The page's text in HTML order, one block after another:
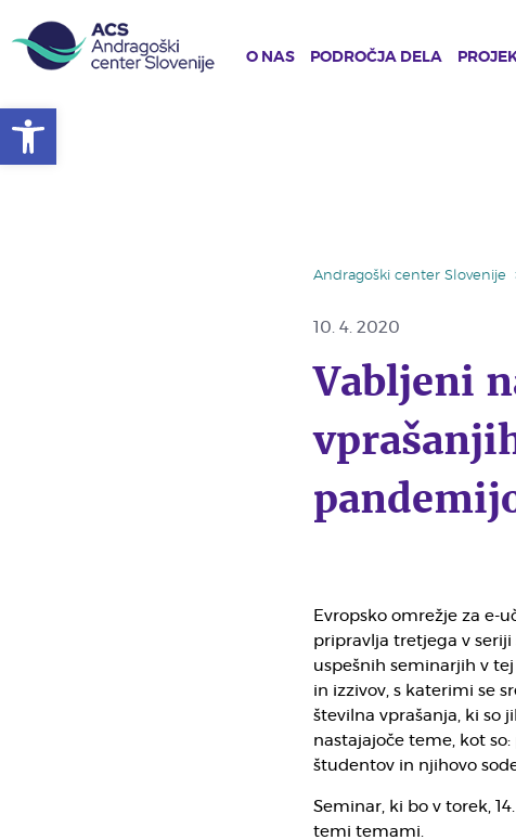
O NAS PODROČJA DELA
Andragoški center Slovenije
10. 4. 2020
Vabljeni
Evropsko omrežje za e-
pripravlja tretjega v
uspešnih seminarjih v
in izzivov, s katerimi se
številna vprašanja, ki so
nastajajoče teme, kot
študentov in njihovo
Seminar, ki bo v torek,
temi temami.
Open toolbar